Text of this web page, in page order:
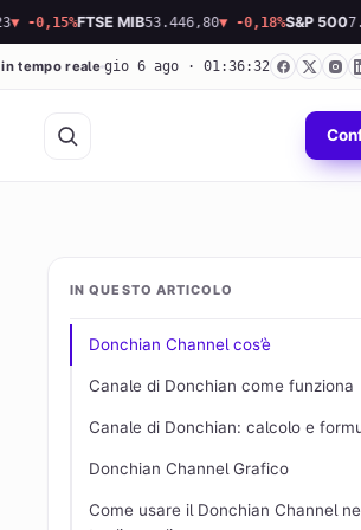
FTSE MIB53.446,80▼ -0,18% S&P 5007.723,55
tempo reale gio 6 ago · 01:36:33
IN QUESTO ARTICOLO
Donchian Channel cos’è
Canale di Donchian come funziona
Canale di Donchian: calcolo e
Donchian Channel Grafico
Come usare il Donchian Channel